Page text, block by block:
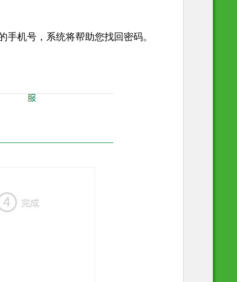
机号，系统将帮助您找回密码。